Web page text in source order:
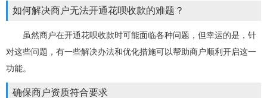
如何解决商户无法开通花呗收款的难题？
虽然商户在开通花呗收款时可能面临各种问题，但幸运的是，针
对这些问题，有一些解决办法和优化措施可以帮助商户顺利开启这一
功能。
确保商户资质符合要求